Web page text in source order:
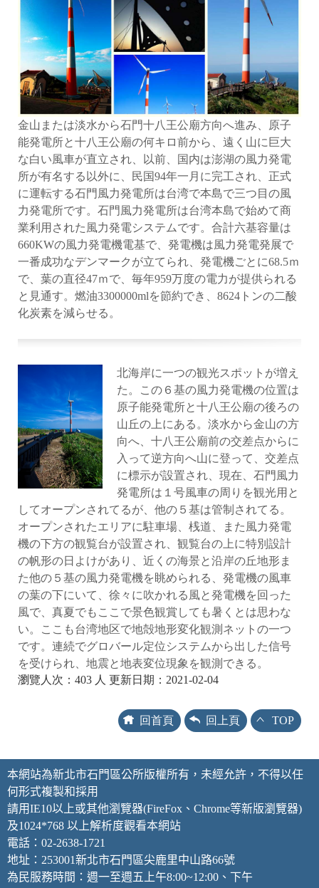
金山または淡水から石門十八王公廟方向へ進み、原子
能発電所と十八王公廟の何キロ前から、遠く山に巨大
な白い風車が直立され、以前、国内は澎湖の風力発電
所が有名する以外に、民国94年一月に完工され、正式
に運転する石門風力発電所は台湾で本島で三つ目の風
力発電所です。石門風力発電所は台湾本島で始めて商
業利用された風力発電システムです。合計六基容量は
660KWの風力発電機電基で、発電機は風力発電発展で
一番成功なデンマークが立てられ、発電機ごとに68.5ｍ
で、葉の直径47ｍで、毎年959万度の電力が提供られる
と見通す。燃油3300000mlを節約でき、8624トンの二酸
化炭素を減らせる。
北海岸に一つの観光スポットが増え
た。この６基の風力発電機の位置は
原子能発電所と十八王公廟の後ろの
山丘の上にある。淡水から金山の方
向へ、十八王公廟前の交差点からに
入って逆方向へ山に登って、交差点
に標示が設置され、現在、石門風力
発電所は１号風車の周りを観光用と
してオープンされてるが、他の５基は管制されてる。
オープンされたエリアに駐車場、桟道、また風力発電
機の下方の観覧台が設置され、観覧台の上に特別設計
の帆形の日よけがあり、近くの海景と沿岸の丘地形ま
た他の５基の風力発電機を眺められる、発電機の風車
の葉の下にいて、徐々に吹かれる風と発電機を回った
風で、真夏でもここで景色観賞しても暑くとは思わな
い。ここも台湾地区で地殻地形変化観測ネットの一つ
です。連続でグロバール定位システムから出した信号
を受けられ、地震と地表変位現象を観測できる。
瀏覽人次：403 人 更新日期：2021-02-04
回首頁 回上頁 TOP
本網站為新北市石門區公所版權所有，未經允許，不得以任
何形式複製和採用
請用IE10以上或其他瀏覽器(FireFox、Chrome等新版瀏覽器)
及1024*768 以上解析度觀看本網站
電話：02-2638-1721
地址：253001新北市石門區尖鹿里中山路66號
為民服務時間：週一至週五上午8:00~12:00、下午